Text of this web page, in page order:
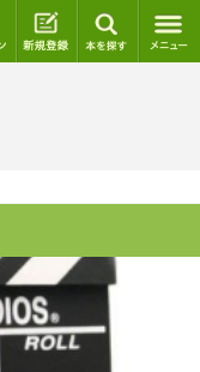
ログイン 新規登録